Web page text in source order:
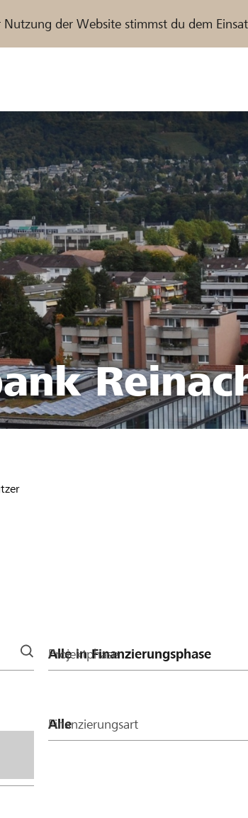
der Website stimmst du dem
/ Raiffeisenbank
Projektphase
Finanzierungsart